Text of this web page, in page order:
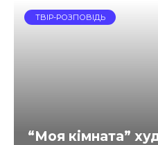
ТВІР-РОЗПОВІДЬ
“Моя кімната”